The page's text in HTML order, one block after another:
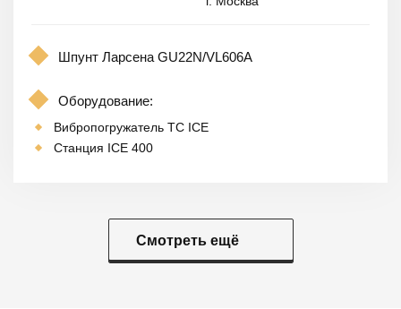
Шпунт Ларсена GU22N/VL606A
Оборудование:
Вибропогружатель TC ICE
Станция ICE 400
Смотреть ещё